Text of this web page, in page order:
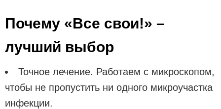
Почему «Все свои!» –
лучший выбор
Точное лечение. Работаем с микроскопом,
чтобы не пропустить ни одного микроучастка
инфекции.